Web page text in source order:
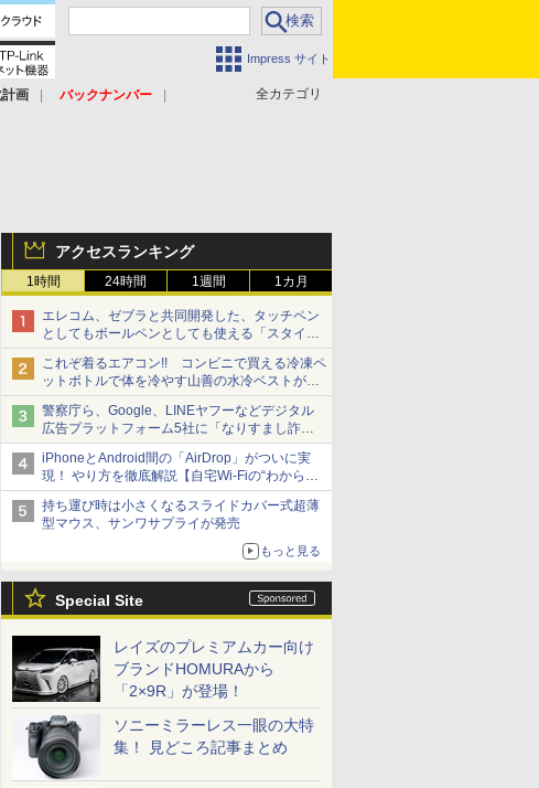
Impress サイト
全カテゴリ
画
バックナンバー
アクセスランキング
1時間 24時間 1週間 1カ月
エレコム、ゼブラと共同開発した、タッチペン
としてもボールペンとしても使える「スタイラ
スツーウェイ」発売 iPadにも紙にも、持ち替
えずに書き込める
これぞ着るエアコン!! コンビニで買える冷凍ペ
ットボトルで体を冷やす山善の水冷ベストがロ
ードバイクにちょうどいい【ぼっち・ざ・ろー
ど！その14】【空いた時間でなにしてる？】
警察庁ら、Google、LINEヤフーなどデジタル
広告プラットフォーム5社に「なりすまし詐欺
広告」対策強化を要請 著名人の写真や映像を
使った投資詐欺などへの対策として
iPhoneとAndroid間の「AirDrop」がついに実
現！ やり方を徹底解説【自宅Wi-Fiの“わからな
い”をスッキリ！】
持ち運び時は小さくなるスライドカバー式超薄
型マウス、サンワサプライが発売
もっと見る
Special Site
レイズのプレミアムカー向け
ブランドHOMURAから
「2×9R」が登場！
ソニーミラーレス一眼の大特
集！ 見どころ記事まとめ